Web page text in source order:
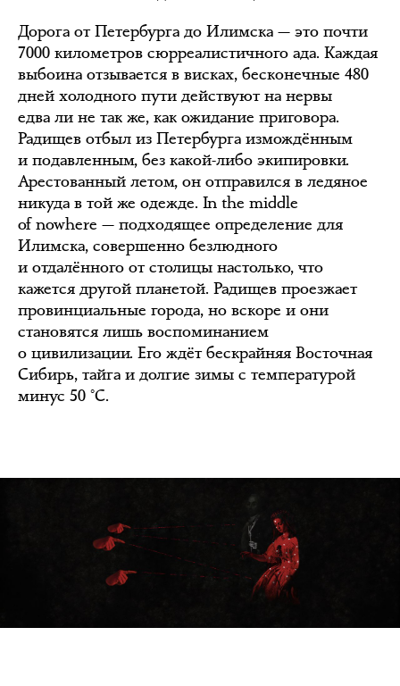
Дорога от Петербурга до Илимска — это почти
7000 километров сюрреалистичного ада. Каждая
выбоина отзывается в висках, бесконечные 480
дней холодного пути действуют на нервы
едва ли не так же, как ожидание приговора.
Радищев отбыл из Петербурга измождённым
и подавленным, без какой-либо экипировки.
Арестованный летом, он отправился в ледяное
никуда в той же одежде. In the middle
of nowhere — подходящее определение для
Илимска, совершенно безлюдного
и отдалённого от столицы настолько, что
кажется другой планетой. Радищев проезжает
провинциальные города, но вскоре и они
становятся лишь воспоминанием
о цивилизации. Его ждёт бескрайняя Восточная
Сибирь, тайга и долгие зимы с температурой
минус 50 °C.